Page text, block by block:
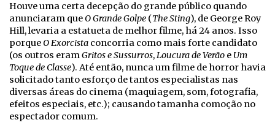
Houve uma certa decepção do grande público quando
anunciaram queO Grande Golpe (The Sting), de George Roy
Hill, levaria a estatueta de melhor filme, há 24 anos. Isso
porqueO Exorcista concorria como mais forte candidato
(os outros eramGritos e Sussurros,Loucura de Verão e Um
Toque de Classe). Até então, nunca um filme de horror havia
solicitado tanto esforço de tantos especialistas nas
diversas áreas do cinema (maquiagem, som, fotografia,
efeitos especiais, etc.); causando tamanha comoção no
espectador comum.